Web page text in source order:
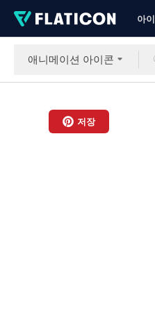
아
애니메이션 아이콘
저장